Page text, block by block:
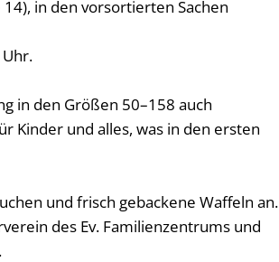
in den vorsortierten Sachen
in den Größen 50–158 auch
Kinder und alles, was in den ersten
und frisch gebackene Waffeln an.
des Ev. Familienzentrums und